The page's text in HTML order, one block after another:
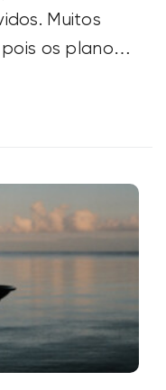
Muitos
os planos